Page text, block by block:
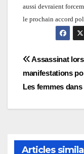
aussi devraient
le prochain accord
de
l’article
Assassinat
manifestations
Les femmes
Articles